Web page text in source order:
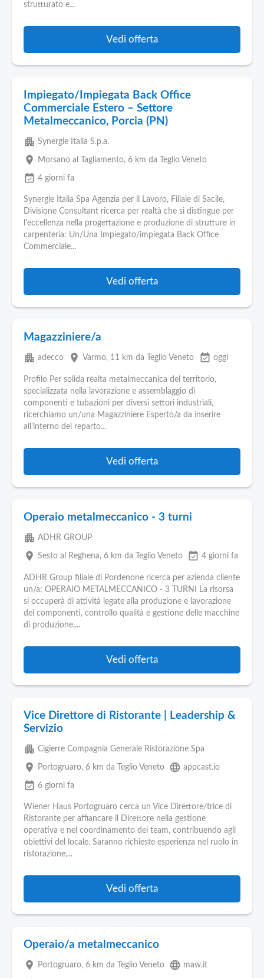
strutturato e...
Vedi offerta
Impiegato/Impiegata Back Office
Commerciale Estero – Settore
Metalmeccanico, Porcia (PN)
apartment Synergie Italia S.p.a.
place Morsano al Tagliamento, 6 km da Teglio Veneto
event_available 4 giorni fa
Synergie Italia Spa Agenzia per il Lavoro, Filiale di Sacile,
Divisione Consultant ricerca per realtà che si distingue per
l'eccellenza nella progettazione e produzione di strutture in
carpenteria: Un/Una Impiegato/impiegata Back Office
Commerciale...
Vedi offerta
Magazziniere/a
apartment adecco place Varmo, 11 km da Teglio Veneto event_available oggi
Profilo Per solida realta metalmeccanica del territorio,
specializzata nella lavorazione e assemblaggio di
componenti e tubazioni per diversi settori industriali,
ricerchiamo un/una Magazziniere Esperto/a da inserire
all'interno del reparto...
Vedi offerta
Operaio metalmeccanico - 3 turni
apartment ADHR GROUP
place Sesto al Reghena, 6 km da Teglio Veneto event_available 4 giorni fa
ADHR Group filiale di Pordenone ricerca per azienda cliente
un/a: OPERAIO METALMECCANICO - 3 TURNI La risorsa
si occuperà di attività legate alla produzione e lavorazione
dei componenti, controllo qualità e gestione delle macchine
di produzione,...
Vedi offerta
Vice Direttore di Ristorante | Leadership &
Servizio
apartment Cigierre Compagnia Generale Ristorazione Spa
place Portogruaro, 6 km da Teglio Veneto language appcast.io
event_available 6 giorni fa
Wiener Haus Portogruaro cerca un Vice Direttore/trice di
Ristorante per affiancare il Direttore nella gestione
operativa e nel coordinamento del team, contribuendo agli
obiettivi del locale. Saranno richieste esperienza nel ruolo in
ristorazione,...
Vedi offerta
Operaio/a metalmeccanico
place Portogruaro, 6 km da Teglio Veneto language maw.it